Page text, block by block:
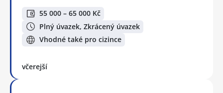
55 000 – 65 000 Kč
Plný úvazek, Zkrácený úvazek
Vhodné také pro cizince
včerejší